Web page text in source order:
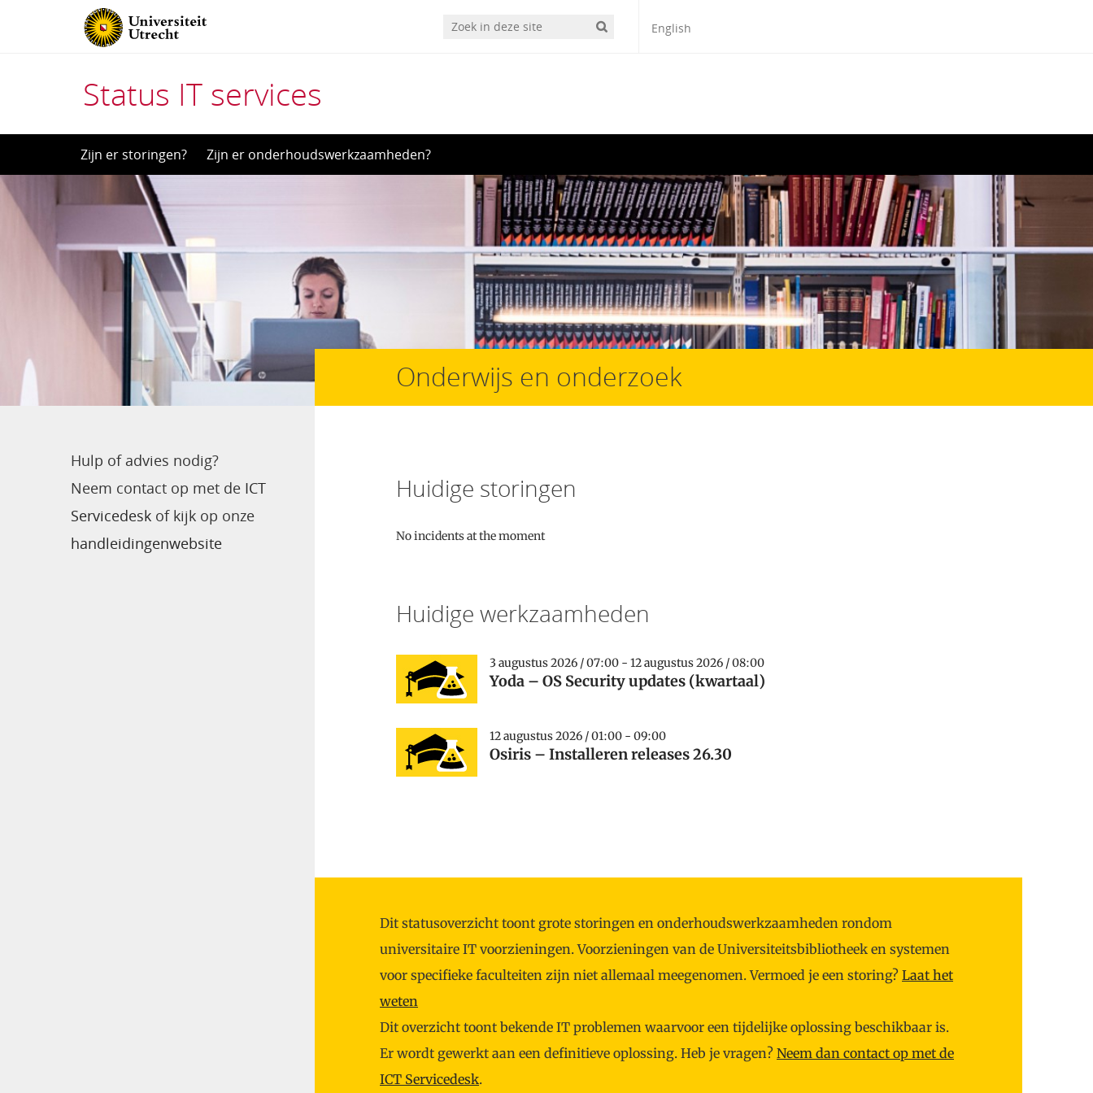
English
Status IT services
naar
het
inhoud
Zijn er storingen? Zijn er onderhoudswerkzaamheden?
Hulp of advies nodig?
Neem contact op met de ICT
Servicedesk of kijk op onze
handleidingenwebsite
Onderwijs en onderzoek
Huidige storingen
No incidents at the moment
Huidige werkzaamheden
3 augustus 2026 / 07:00 - 12 augustus 2026 / 08:00
Yoda – OS Security updates (kwartaal)
12 augustus 2026 / 01:00 - 09:00
Osiris – Installeren releases 26.30
Dit statusoverzicht toont grote storingen en onderhoudswerkzaamheden rondom
universitaire IT voorzieningen. Voorzieningen van de Universiteitsbibliotheek en systemen
voor specifieke faculteiten zijn niet allemaal meegenomen. Vermoed je een storing? Laat het
weten
Dit overzicht toont bekende IT problemen waarvoor een tijdelijke oplossing beschikbaar is.
Er wordt gewerkt aan een definitieve oplossing. Heb je vragen? Neem dan contact op met de
ICT Servicedesk.